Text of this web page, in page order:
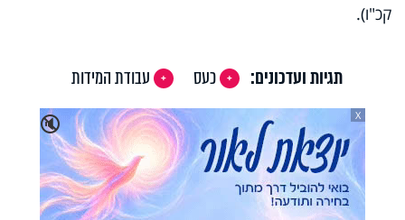
קכ"ו).
תגיות ועדכונים: כעס
עבודת המידות
🔇
X